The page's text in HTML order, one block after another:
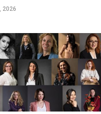
2026